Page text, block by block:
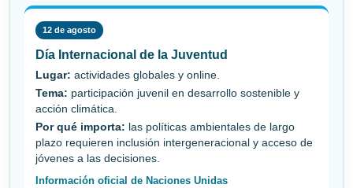
12 de agosto
Día Internacional de la Juventud
Lugar: actividades globales y online.
Tema: participación juvenil en desarrollo sostenible y
acción climática.
Por qué importa: las políticas ambientales de largo
plazo requieren inclusión intergeneracional y acceso de
jóvenes a las decisiones.
Información oficial de Naciones Unidas